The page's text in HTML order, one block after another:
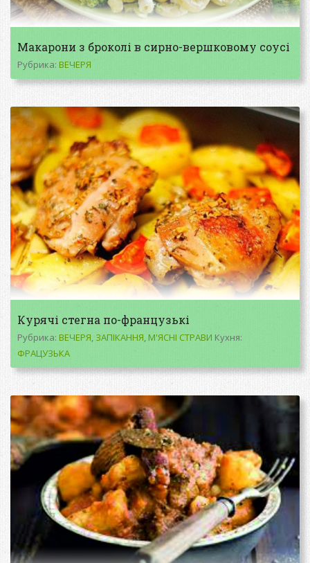
Макарони з броколі в сирно-вершковому соусі
Рубрика: ВЕЧЕРЯ
Курячі стегна по-французькі
Рубрика: ВЕЧЕРЯ, ЗАПІКАННЯ,М'ЯСНІ СТРАВИ Кухня:
ФРАЦУЗЬКА